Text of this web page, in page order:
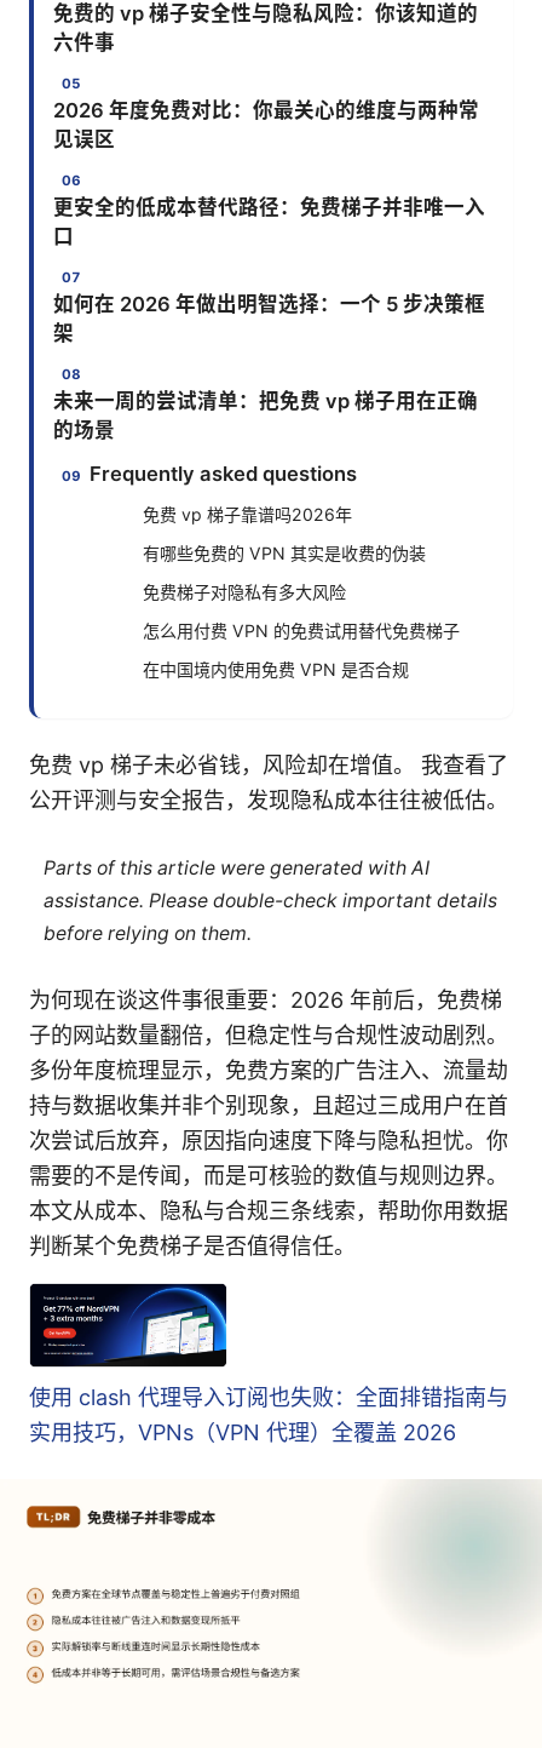
免费的 vp 梯子安全性与隐私风险：你该知道的
六件事
2026 年度免费对比：你最关心的维度与两种常
见误区
更安全的低成本替代路径：免费梯子并非唯一入
口
如何在 2026 年做出明智选择：一个 5 步决策框
架
未来一周的尝试清单：把免费 vp 梯子用在正确
的场景
Frequently asked questions
免费 vp 梯子靠谱吗2026年
有哪些免费的 VPN 其实是收费的伪装
免费梯子对隐私有多大风险
怎么用付费 VPN 的免费试用替代免费梯子
在中国境内使用免费 VPN 是否合规
免费 vp 梯子未必省钱，风险却在增值。 我查看了
公开评测与安全报告，发现隐私成本往往被低估。
Parts of this article were generated with AI
assistance. Please double-check important details
before relying on them.
为何现在谈这件事很重要：2026 年前后，免费梯
子的网站数量翻倍，但稳定性与合规性波动剧烈。
多份年度梳理显示，免费方案的广告注入、流量劫
持与数据收集并非个别现象，且超过三成用户在首
次尝试后放弃，原因指向速度下降与隐私担忧。你
需要的不是传闻，而是可核验的数值与规则边界。
本文从成本、隐私与合规三条线索，帮助你用数据
判断某个免费梯子是否值得信任。
使用 clash 代理导入订阅也失败：全面排错指南与
实用技巧，VPNs（VPN 代理）全覆盖 2026